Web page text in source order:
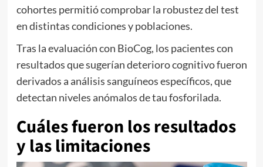
cohortes permitió comprobar la robustez del test
en distintas condiciones y poblaciones.
Tras la evaluación con BioCog, los pacientes con
resultados que sugerían deterioro cognitivo fueron
derivados a análisis sanguíneos específicos, que
detectan niveles anómalos de tau fosforilada.
Cuáles fueron los resultados
y las limitaciones